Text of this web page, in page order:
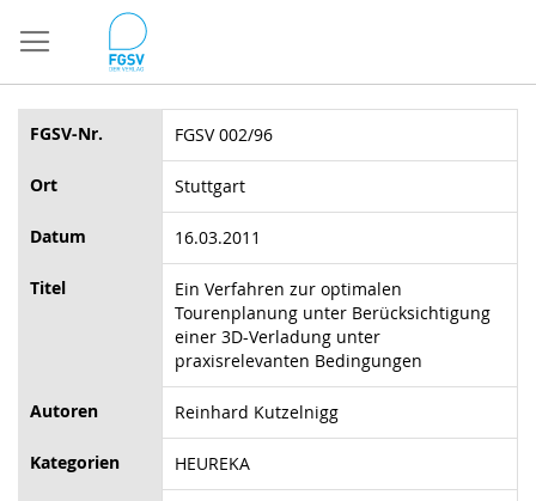
zum
Inhalt
FGSV-Nr. FGSV 002/96
Ort Stuttgart
Datum 16.03.2011
Titel
Ein Verfahren zur optimalen
Tourenplanung unter Berücksichtigung
einer 3D-Verladung unter
praxisrelevanten Bedingungen
Autoren Reinhard Kutzelnigg
Kategorien HEUREKA